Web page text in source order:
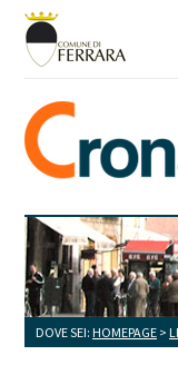
DOVE SEI: HOMEPAGE >